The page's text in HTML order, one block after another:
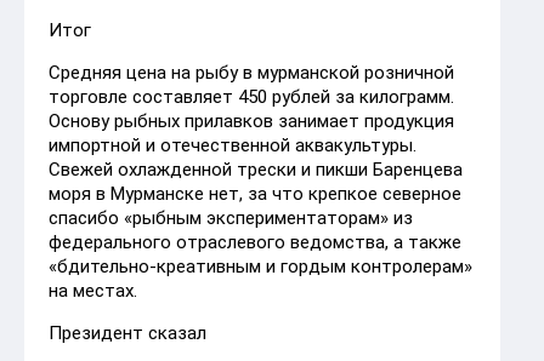
Итог
Средняя цена на рыбу в мурманской розничной
торговле составляет 450 рублей за килограмм.
Основу рыбных прилавков занимает продукция
импортной и отечественной аквакультуры.
Свежей охлажденной трески и пикши Баренцева
моря в Мурманске нет, за что крепкое северное
спасибо «рыбным экспериментаторам» из
федерального отраслевого ведомства, а также
«бдительно-креативным и гордым контролерам»
на местах.
Президент сказал